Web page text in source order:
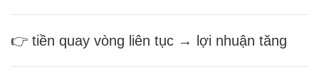
👉 tiền quay vòng liên tục → lợi nhuận tăng